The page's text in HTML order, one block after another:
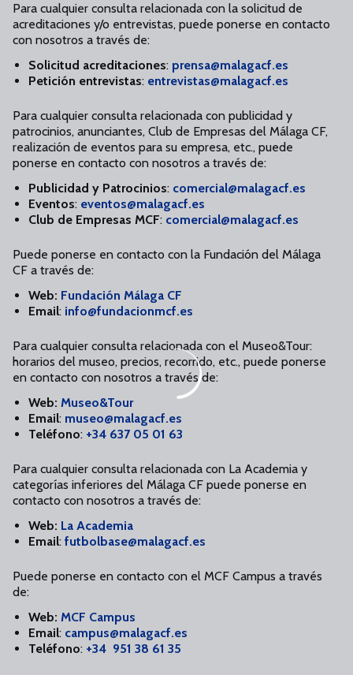
Para cualquier consulta relacionada con la solicitud de
acreditaciones y/o entrevistas, puede ponerse en contacto
con nosotros a través de:
Solicitud acreditaciones: prensa@malagacf.es
Petición entrevistas: entrevistas@malagacf.es
Para cualquier consulta relacionada con publicidad y
patrocinios, anunciantes, Club de Empresas del Málaga CF,
realización de eventos para su empresa, etc., puede
ponerse en contacto con nosotros a través de:
Publicidad y Patrocinios: comercial@malagacf.es
Eventos: eventos@malagacf.es
Club de Empresas MCF: comercial@malagacf.es
Puede ponerse en contacto con la Fundación del Málaga
CF a través de:
Web: Fundación Málaga CF
Email: info@fundacionmcf.es
Para cualquier consulta relacionada con el Museo&Tour:
horarios del museo, precios, recorrido, etc., puede ponerse
en contacto con nosotros a través de:
Web: Museo&Tour
Email: museo@malagacf.es
Teléfono: +34 637 05 01 63
Para cualquier consulta relacionada con La Academia y
categorías inferiores del Málaga CF puede ponerse en
contacto con nosotros a través de:
Web: La Academia
Email: futbolbase@malagacf.es
Puede ponerse en contacto con el MCF Campus a través
de:
Web: MCF Campus
Email: campus@malagacf.es
Teléfono: +34 951 38 61 35